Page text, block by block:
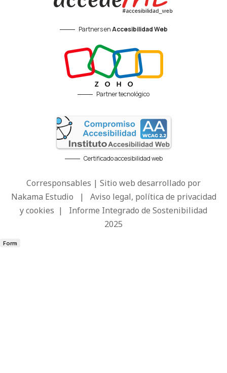
Partners enAccesibilidad Web
Partner tecnológico
Certificado accesibilidad web
Corresponsables | Sitio web desarrollado por
Nakama Estudio | Aviso legal, política de privacidad
y cookies | Informe Integrado de Sostenibilidad
2025
Form